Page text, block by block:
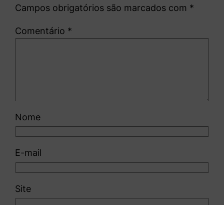
Campos obrigatórios são marcados com *
Comentário *
Nome
E-mail
Site